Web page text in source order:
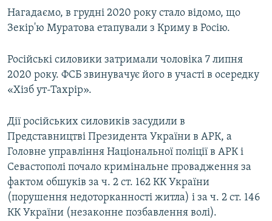
Нагадаємо, в грудні 2020 року стало відомо, що
Зекір'ю Муратова етапували з Криму в Росію.
Російські силовики затримали чоловіка 7 липня
2020 року. ФСБ звинувачує його в участі в осередку
«Хізб ут-Тахрір».
Дії російських силовиків засудили в
Представництві Президента України в АРК, а
Головне управління Національної поліції в АРК і
Севастополі почало кримінальне провадження за
фактом обшуків за ч. 2 ст. 162 КК України
(порушення недоторканності житла) і за ч. 2 ст. 146
КК України (незаконне позбавлення волі).